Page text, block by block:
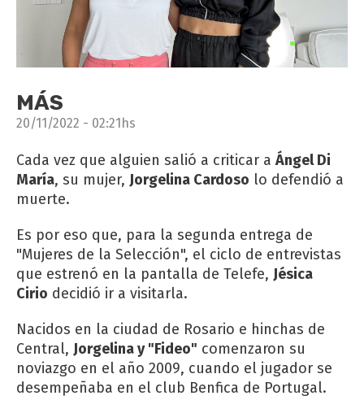
MÁS
20/11/2022 - 02:21hs
Cada vez que alguien salió a criticar a Ángel Di
María, su mujer, Jorgelina Cardoso lo defendió a
muerte.
Es por eso que, para la segunda entrega de
"Mujeres de la Selección", el ciclo de entrevistas
que estrenó en la pantalla de Telefe, Jésica
Cirio decidió ir a visitarla.
Nacidos en la ciudad de Rosario e hinchas de
Central, Jorgelina y "Fideo" comenzaron su
noviazgo en el año 2009, cuando el jugador se
desempeñaba en el club Benfica de Portugal.